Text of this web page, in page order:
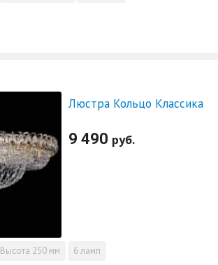
Люстра Кольцо Классика
9 490 руб.
Высота 250 мм 6 ламп